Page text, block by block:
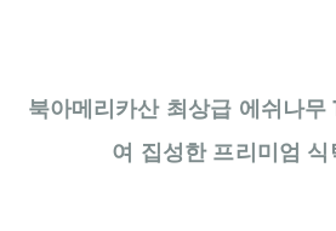
북아메리카산 최상급 에쉬나
여 집성한 프리미엄 식